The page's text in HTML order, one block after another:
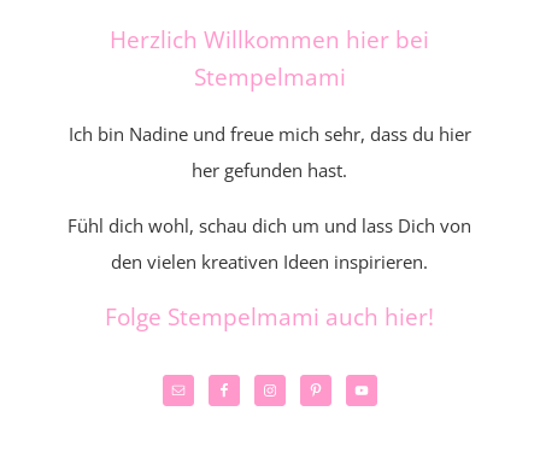
Herzlich Willkommen hier bei
Stempelmami
Ich bin Nadine und freue mich sehr, dass du hier
her gefunden hast.
Fühl dich wohl, schau dich um und lass Dich von
den vielen kreativen Ideen inspirieren.
Folge Stempelmami auch hier!